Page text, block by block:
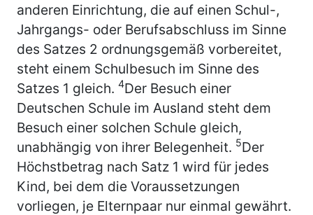
anderen Einrichtung, die auf einen Schul-,
Jahrgangs- oder Berufsabschluss im Sinne
des Satzes 2 ordnungsgemäß vorbereitet,
steht einem Schulbesuch im Sinne des
Satzes 1 gleich. 4Der Besuch einer
Deutschen Schule im Ausland steht dem
Besuch einer solchen Schule gleich,
unabhängig von ihrer Belegenheit. 5Der
Höchstbetrag nach Satz 1 wird für jedes
Kind, bei dem die Voraussetzungen
vorliegen, je Elternpaar nur einmal gewährt.